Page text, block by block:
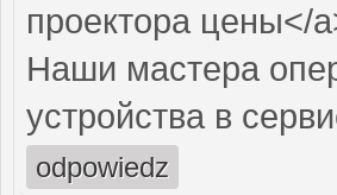
проектора цены</
Наши мастера
устройства в
odpowiedz